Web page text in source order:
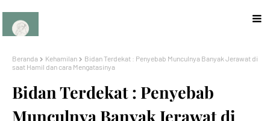
Beranda Kehamilan
Bidan Terdekat : Penyebab Munculnya Banyak Jerawat di
saat Hamil dan cara Mengatasinya
Bidan Terdekat : Penyebab
Munculnya Banyak Jerawat di